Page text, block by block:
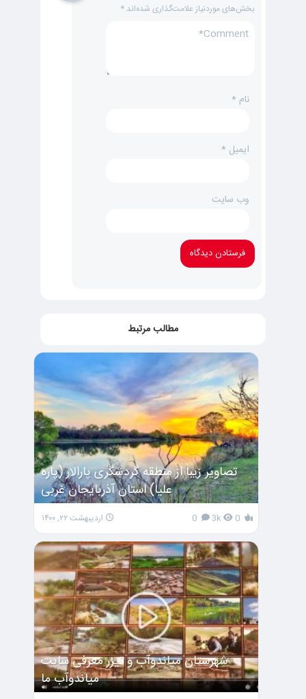
بخش‌های موردنیاز علامت‌گذاری شده‌اند *
نام *
ایمیل *
وب‌ سایت
مطالب مرتبط
تصاویر زیبا از منطقه گردشگری پارالار (پاره
علیا) استان آذربایجان غربی
3k اردیبهشت ۲۲, ۱۴۰۰
شهرستان میاندوآب و تیزر معرفی سایت
میاندوآب ما